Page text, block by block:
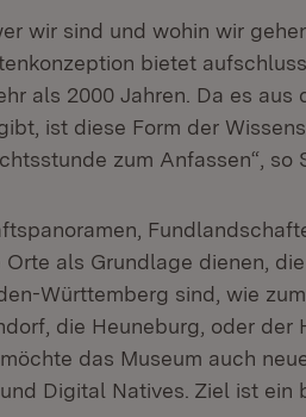
wir sind und wohin wir
bietet
als 2000 Jahren. Da es
ist diese Form der
zum Anfassen“, so
Orte als Grundlage dienen,
Württemberg sind, wie
die Heuneburg, oder der
das Museum auch
Digital Natives. Ziel ist ein